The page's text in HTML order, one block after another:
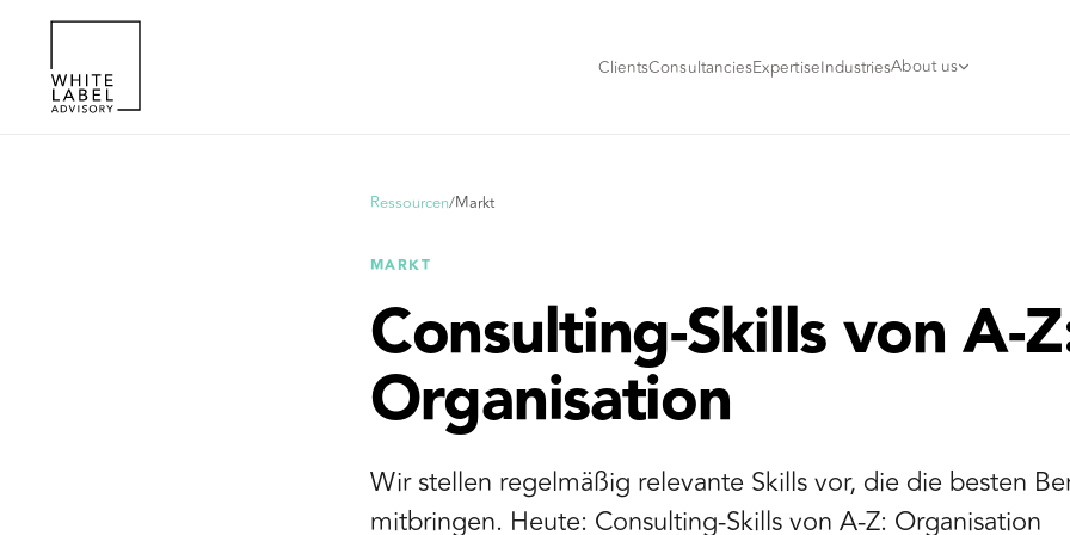
ClientsConsultanciesExpertiseIndustriesAbout us
Ressourcen/Markt
MARKT
Consulting-Skills von A-
Organisation
Wir stellen regelmäßig relevante Skills vor, die die besten
mitbringen. Heute: Consulting-Skills von A-Z: Organisation